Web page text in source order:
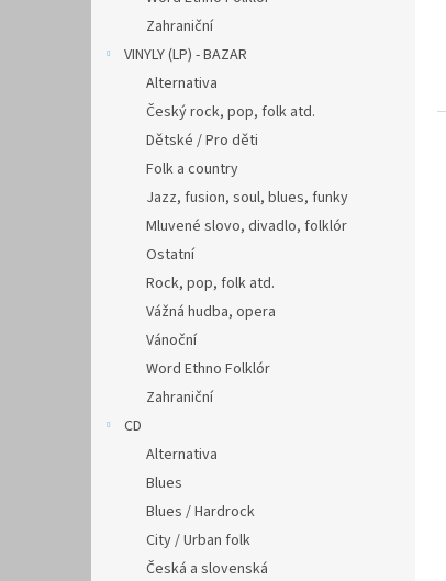
Zahraniční
VINYLY (LP) - BAZAR
Alternativa
Český rock, pop, folk atd.
Dětské / Pro děti
Folk a country
Jazz, fusion, soul, blues, funky
Mluvené slovo, divadlo, folklór
Ostatní
Rock, pop, folk atd.
Vážná hudba, opera
Vánoční
Word Ethno Folklór
Zahraniční
CD
Alternativa
Blues
Blues / Hardrock
City / Urban folk
Česká a slovenská